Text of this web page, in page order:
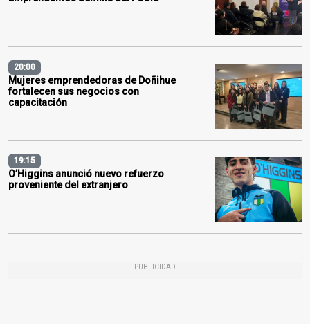
20:00
Mujeres emprendedoras de Doñihue
fortalecen sus negocios con
capacitación
19:15
O’Higgins anunció nuevo refuerzo
proveniente del extranjero
PUBLICIDAD